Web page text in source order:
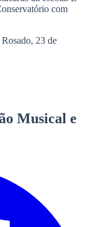
com
23 de
Musical e